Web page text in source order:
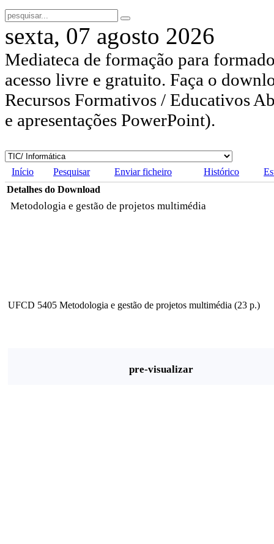
sexta, 07 agosto 2026
Mediateca de formação para
acesso livre e gratuito. Faça o
Recursos Formativos / Educativos
e apresentações PowerPoint).
Início Pesquisar Enviar ficheiro Histórico
Detalhes do Download
Metodologia e gestão de projetos multimédia
UFCD 5405 Metodologia e gestão de projetos multimédia (23 p.)
pre-visualizar